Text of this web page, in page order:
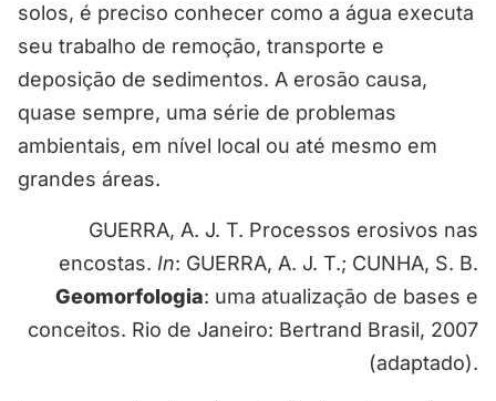
solos, é preciso conhecer como a água executa
seu trabalho de remoção, transporte e
deposição de sedimentos. A erosão causa,
quase sempre, uma série de problemas
ambientais, em nível local ou até mesmo em
grandes áreas.
GUERRA, A. J. T. Processos erosivos nas
encostas. In: GUERRA, A. J. T.; CUNHA, S. B.
Geomorfologia: uma atualização de bases e
conceitos. Rio de Janeiro: Bertrand Brasil, 2007
(adaptado).